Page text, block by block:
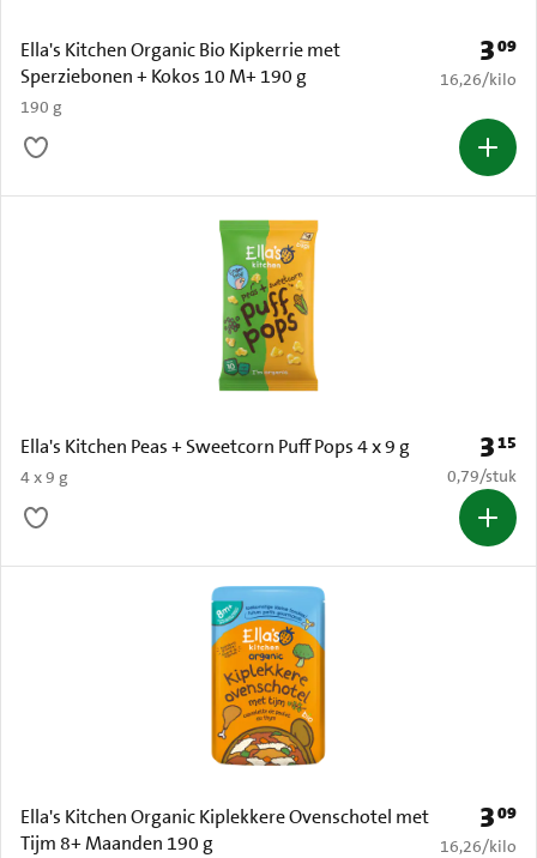
Ella's Kitchen Organic Bio Kipkerrie met
Sperziebonen + Kokos 10 M+ 190 g
190 g
Prijs:
309
€ 16,26 per
16,26/kilo
Ella's Kitchen Peas + Sweetcorn Puff Pops 4 x 9 g
4 x 9 g
Prijs:
315
€ 0,79 per
0,79/stuk
Ella's Kitchen Organic Kiplekkere Ovenschotel met
Tijm 8+ Maanden 190 g
Prijs:
309
€ 16,26 per
16,26/kilo